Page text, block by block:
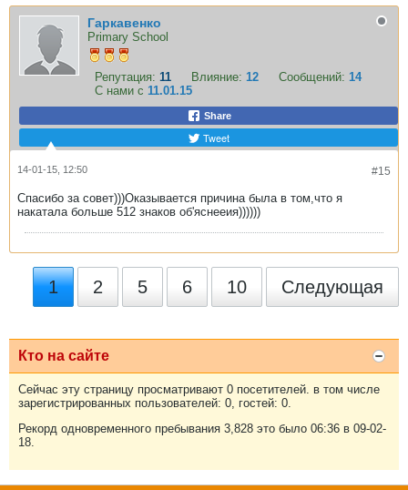
Гаркавенко
Primary School
Репутация: 11 Влияние: 12 Сообщений: 14
С нами с 11.01.15
Share
Tweet
#15
14-01-15, 12:50
Спасибо за совет)))Оказывается причина была в том,что я
накатала больше 512 знаков об'яснееия))))))
1 2 5 6 10 Следующая
Кто на сайте
Сейчас эту страницу просматривают 0 посетителей. в том числе
зарегистрированных пользователей: 0, гостей: 0.
Рекорд одновременного пребывания 3,828 это было 06:36 в 09-02-
18.